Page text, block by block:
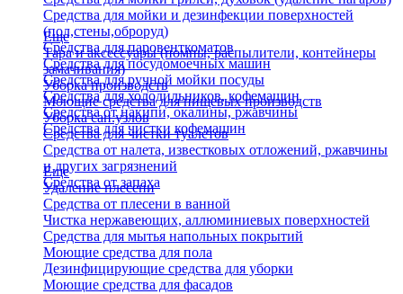
Средства для мойки и дезинфекции поверхностей
(пол,стены,оброруд)
Средства для паровенткоматов
Средства для посудомоечных машин
Средства для ручной мойки посуды
Средства для холодильников, кофемашин
Средства от накипи, окалины, ржавчины
Средства для чистки кофемашин
Еще
Тара и аксессуары (помпы, распылители, контейнеры
замачивания)
Уборка производств
Моющие средства для пищевых производств
Уборка сан.узлов
Средства для чистки туалетов
Средства от налета, известковых отложений, ржавчины
и других загрязнений
Средства от запаха
Еще
Удаление плесени
Средства от плесени в ванной
Чистка нержавеющих, аллюминиевых поверхностей
Средства для мытья напольных покрытий
Моющие средства для пола
Дезинфицирующие средства для уборки
Моющие средства для фасадов